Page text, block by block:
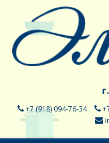
+7 (918) 094-76-34